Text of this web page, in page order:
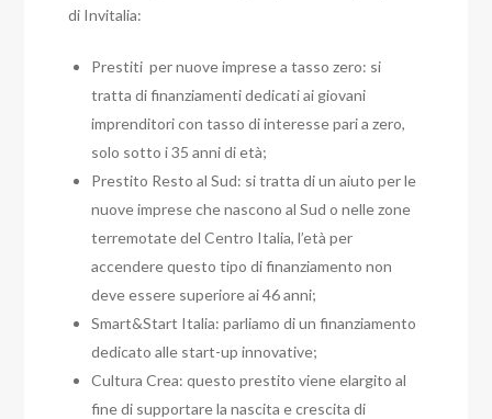
di Invitalia:
Prestiti per nuove imprese a tasso zero: si
tratta di finanziamenti dedicati ai giovani
imprenditori con tasso di interesse pari a zero,
solo sotto i 35 anni di età;
Prestito Resto al Sud: si tratta di un aiuto per le
nuove imprese che nascono al Sud o nelle zone
terremotate del Centro Italia, l’età per
accendere questo tipo di finanziamento non
deve essere superiore ai 46 anni;
Smart&Start Italia: parliamo di un finanziamento
dedicato alle start-up innovative;
Cultura Crea: questo prestito viene elargito al
fine di supportare la nascita e crescita di